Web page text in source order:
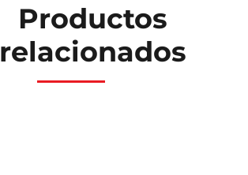
Productos
relacionados